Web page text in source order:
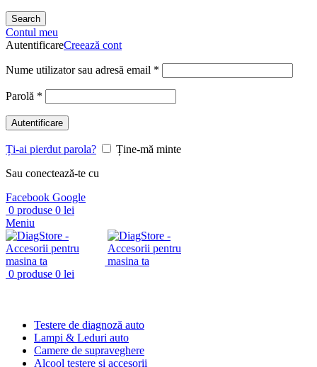
Search
Contul meu
AutentificareCreează cont
Nume utilizator sau adresă email *
Parolă *
Autentificare
Ți-ai pierdut parola?
Ține-mă minte
Sau conectează-te cu
Facebook Google
0 produse 0 lei
Meniu
0 produse 0 lei
Testere de diagnoză auto
Lampi & Leduri auto
Camere de supraveghere
Alcool testere si accesorii